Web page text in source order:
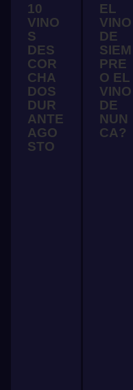
10
VINO
S
DES
COR
CHA
DOS
DUR
ANTE
AGO
STO
EL
VINO
DE
SIEM
PRE
O EL
VINO
DE
NUN
CA?